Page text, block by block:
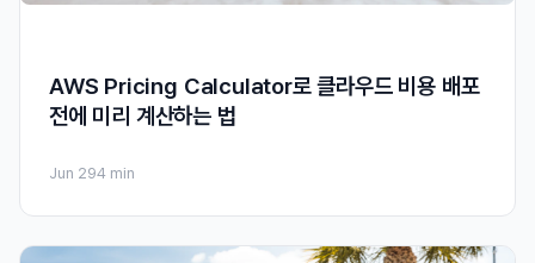
AWS Pricing Calculator로 클라우드 비용 배포
전에 미리 계산하는 법
Jun 294 min